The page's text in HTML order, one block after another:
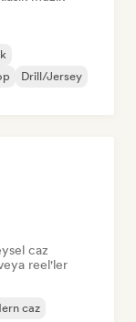
Drill/Jersey
caz
reel'ler
caz